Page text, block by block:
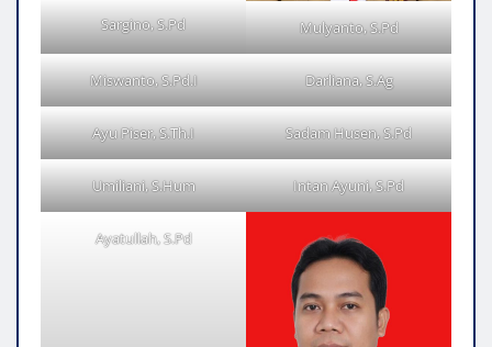
Sargino, S.Pd Mulyanto, S.Pd
Miswanto, S.Pd.I Darliana, S.Ag
Ayu Piser, S.Th.I Sadam Husen, S.Pd
Umiliani, S.Hum Intan Ayuni, S.Pd
Ayatullah, S.Pd